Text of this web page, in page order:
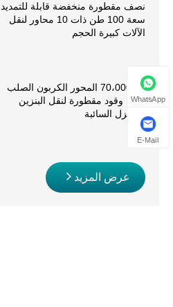
نصف مقطورة منخفضة قابلة للتمديد
سعة 100 طن ذات 10 محاور لنقل
الآلات كبيرة الحجم
70،000L 5 المحور الكربون الصلب
ناقلة وقود مقطورة لنقل البنزين
والديزل السائبة
عرض المزيد
WhatsApp
E-Mail